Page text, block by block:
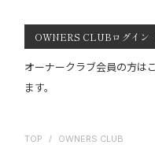
OWNERS CLUBログイン
オーナークラブ会員の方は
ます。
TOP / OWNERS CLUB